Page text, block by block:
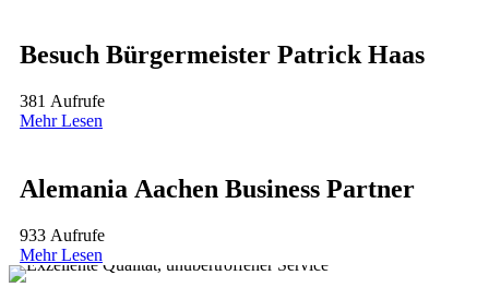
Besuch Bürgermeister Patrick Haas
381 Aufrufe
Mehr Lesen
Alemania Aachen Business Partner
933 Aufrufe
Mehr Lesen